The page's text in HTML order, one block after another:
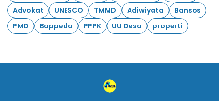
Advokat
UNESCO TMMD Adiwiyata
Bansos
PMD
Bappeda PPPK UU Desa properti